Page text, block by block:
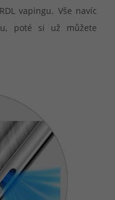
vapingu. Vše navíc
poté si už můžete